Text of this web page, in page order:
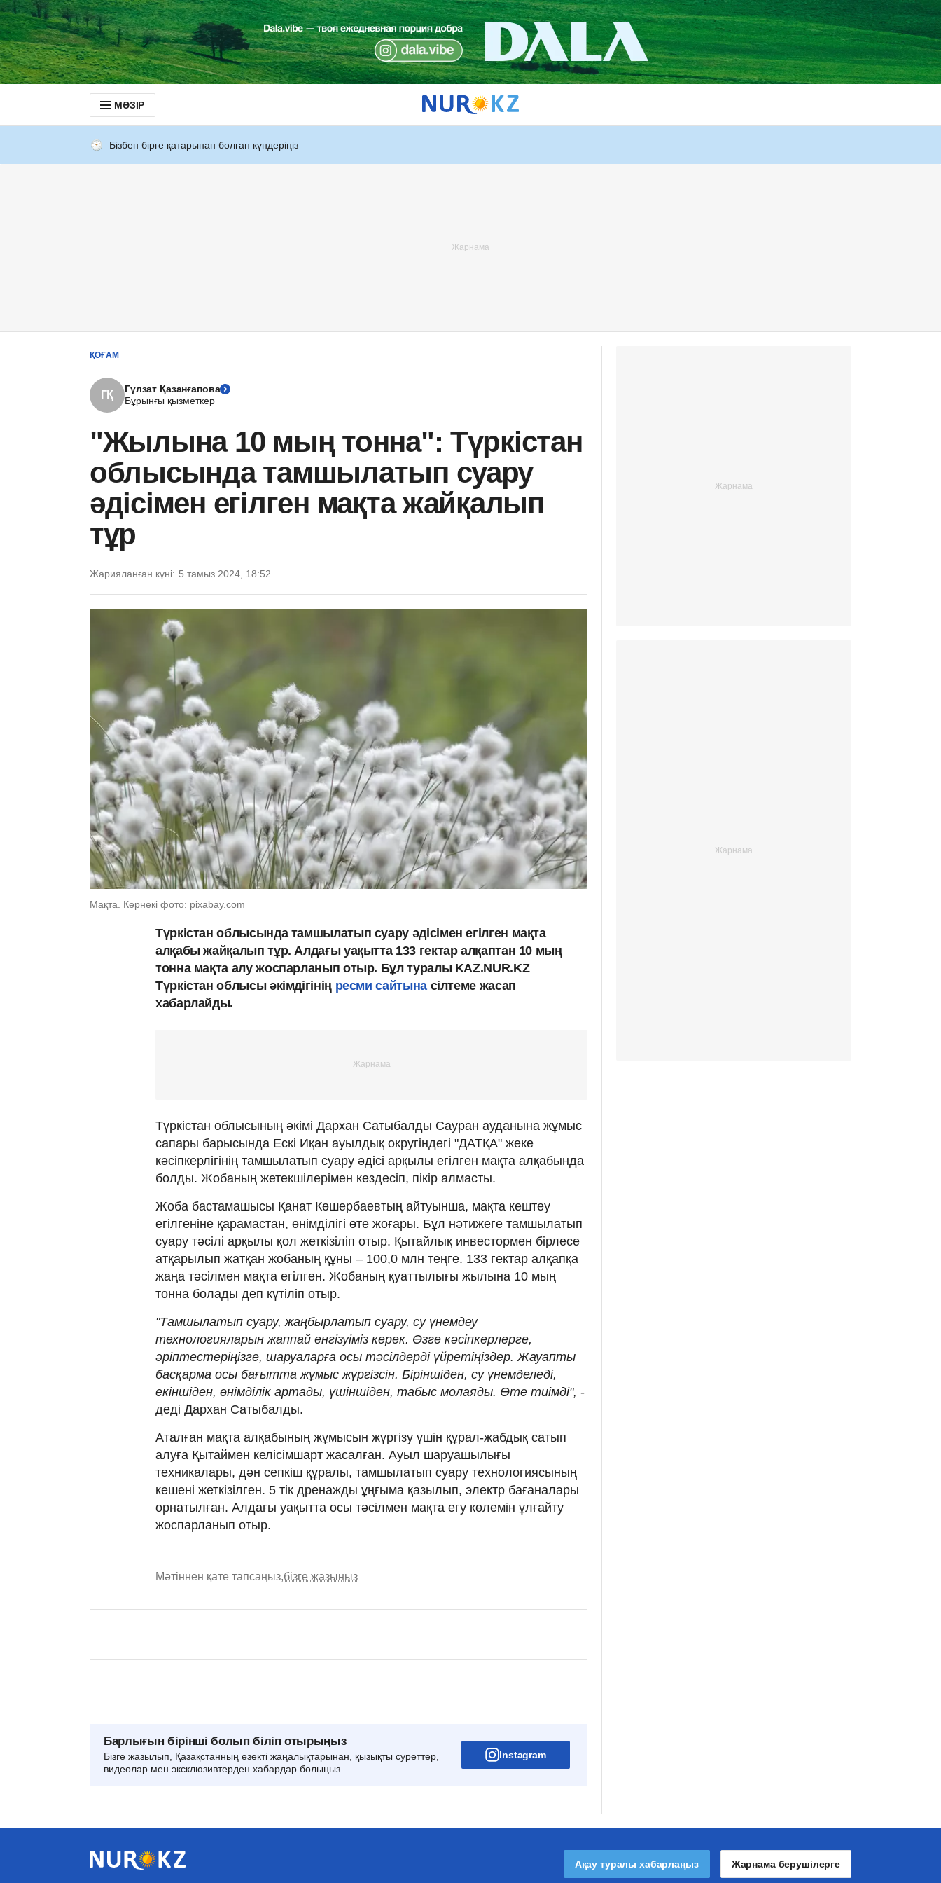
МӘЗІР
Бізбен бірге қатарынан болған күндеріңіз
ҚОҒАМ
ГҚ
Гүлзат Қазанғапова
Бұрынғы қызметкер
"Жылына 10 мың тонна": Түркістан
облысында тамшылатып суару
әдісімен егілген мақта жайқалып
тұр
Жарияланған күні: 5 тамыз 2024, 18:52
Мақта. Көрнекі фото: pixabay.com
Түркістан облысында тамшылатып суару әдісімен егілген мақта
алқабы жайқалып тұр. Алдағы уақытта 133 гектар алқаптан 10 мың
тонна мақта алу жоспарланып отыр. Бұл туралы KAZ.NUR.KZ
Түркістан облысы әкімдігінің ресми сайтынасілтеме жасап
хабарлайды.
Түркістан облысының әкімі Дархан Сатыбалды Сауран ауданына жұмыс
сапары барысында Ескі Иқан ауылдық округіндегі "ДАТҚА" жеке
кәсіпкерлігінің тамшылатып суару әдісі арқылы егілген мақта алқабында
болды. Жобаның жетекшілерімен кездесіп, пікір алмасты.
Жоба бастамашысы Қанат Көшербаевтың айтуынша, мақта кештеу
егілгеніне қарамастан, өнімділігі өте жоғары. Бұл нәтижеге тамшылатып
суару тәсілі арқылы қол жеткізіліп отыр. Қытайлық инвестормен бірлесе
атқарылып жатқан жобаның құны – 100,0 млн теңге. 133 гектар алқапқа
жаңа тәсілмен мақта егілген. Жобаның қуаттылығы жылына 10 мың
тонна болады деп күтіліп отыр.
"Тамшылатып суару, жаңбырлатып суару, су үнемдеу
технологияларын жаппай енгізуіміз керек. Өзге кәсіпкерлерге,
әріптестеріңізге, шаруаларға осы тәсілдерді үйретіңіздер. Жауапты
басқарма осы бағытта жұмыс жүргізсін. Біріншіден, су үнемделеді,
екіншіден, өнімділік артады, үшіншіден, табыс молаяды. Өте тиімді", -
деді Дархан Сатыбалды.
Аталған мақта алқабының жұмысын жүргізу үшін құрал-жабдық сатып
алуға Қытаймен келісімшарт жасалған. Ауыл шаруашылығы
техникалары, дән сепкіш құралы, тамшылатып суару технологиясының
кешені жеткізілген. 5 тік дренажды ұңғыма қазылып, электр бағаналары
орнатылған. Алдағы уақытта осы тәсілмен мақта егу көлемін ұлғайту
жоспарланып отыр.
Мәтіннен қате тапсаңыз,бізге жазыңыз
Барлығын бірінші болып біліп отырыңыз
Бізге жазылып, Қазақстанның өзекті жаңалықтарынан, қызықты суреттер,
видеолар мен эксклюзивтерден хабардар болыңыз.
Instagram
Ақау туралы хабарлаңыз Жарнама берушілерге